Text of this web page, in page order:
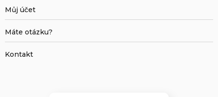
Můj účet
Máte otázku?
Kontakt